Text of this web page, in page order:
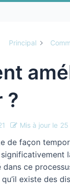
Principal
?
Mis à jour le 25
de façon
dans ce
existe des